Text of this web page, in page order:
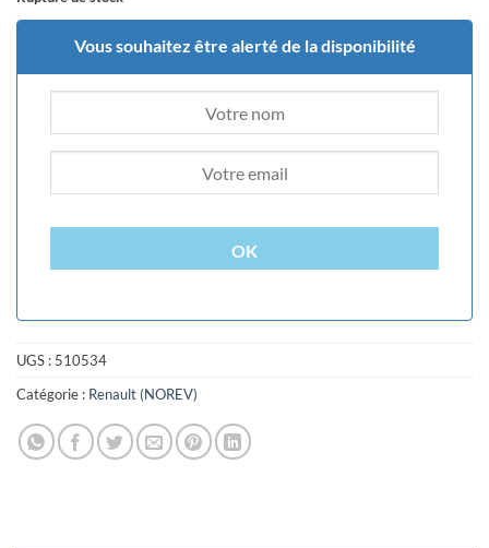
Vous souhaitez être alerté de la disponibilité
OK
UGS : 510534
Catégorie : Renault (NOREV)